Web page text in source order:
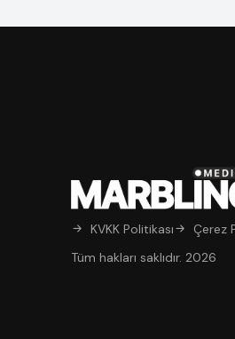
KVKK Politikası
Çerez
Tüm hakları saklıdır. 2026